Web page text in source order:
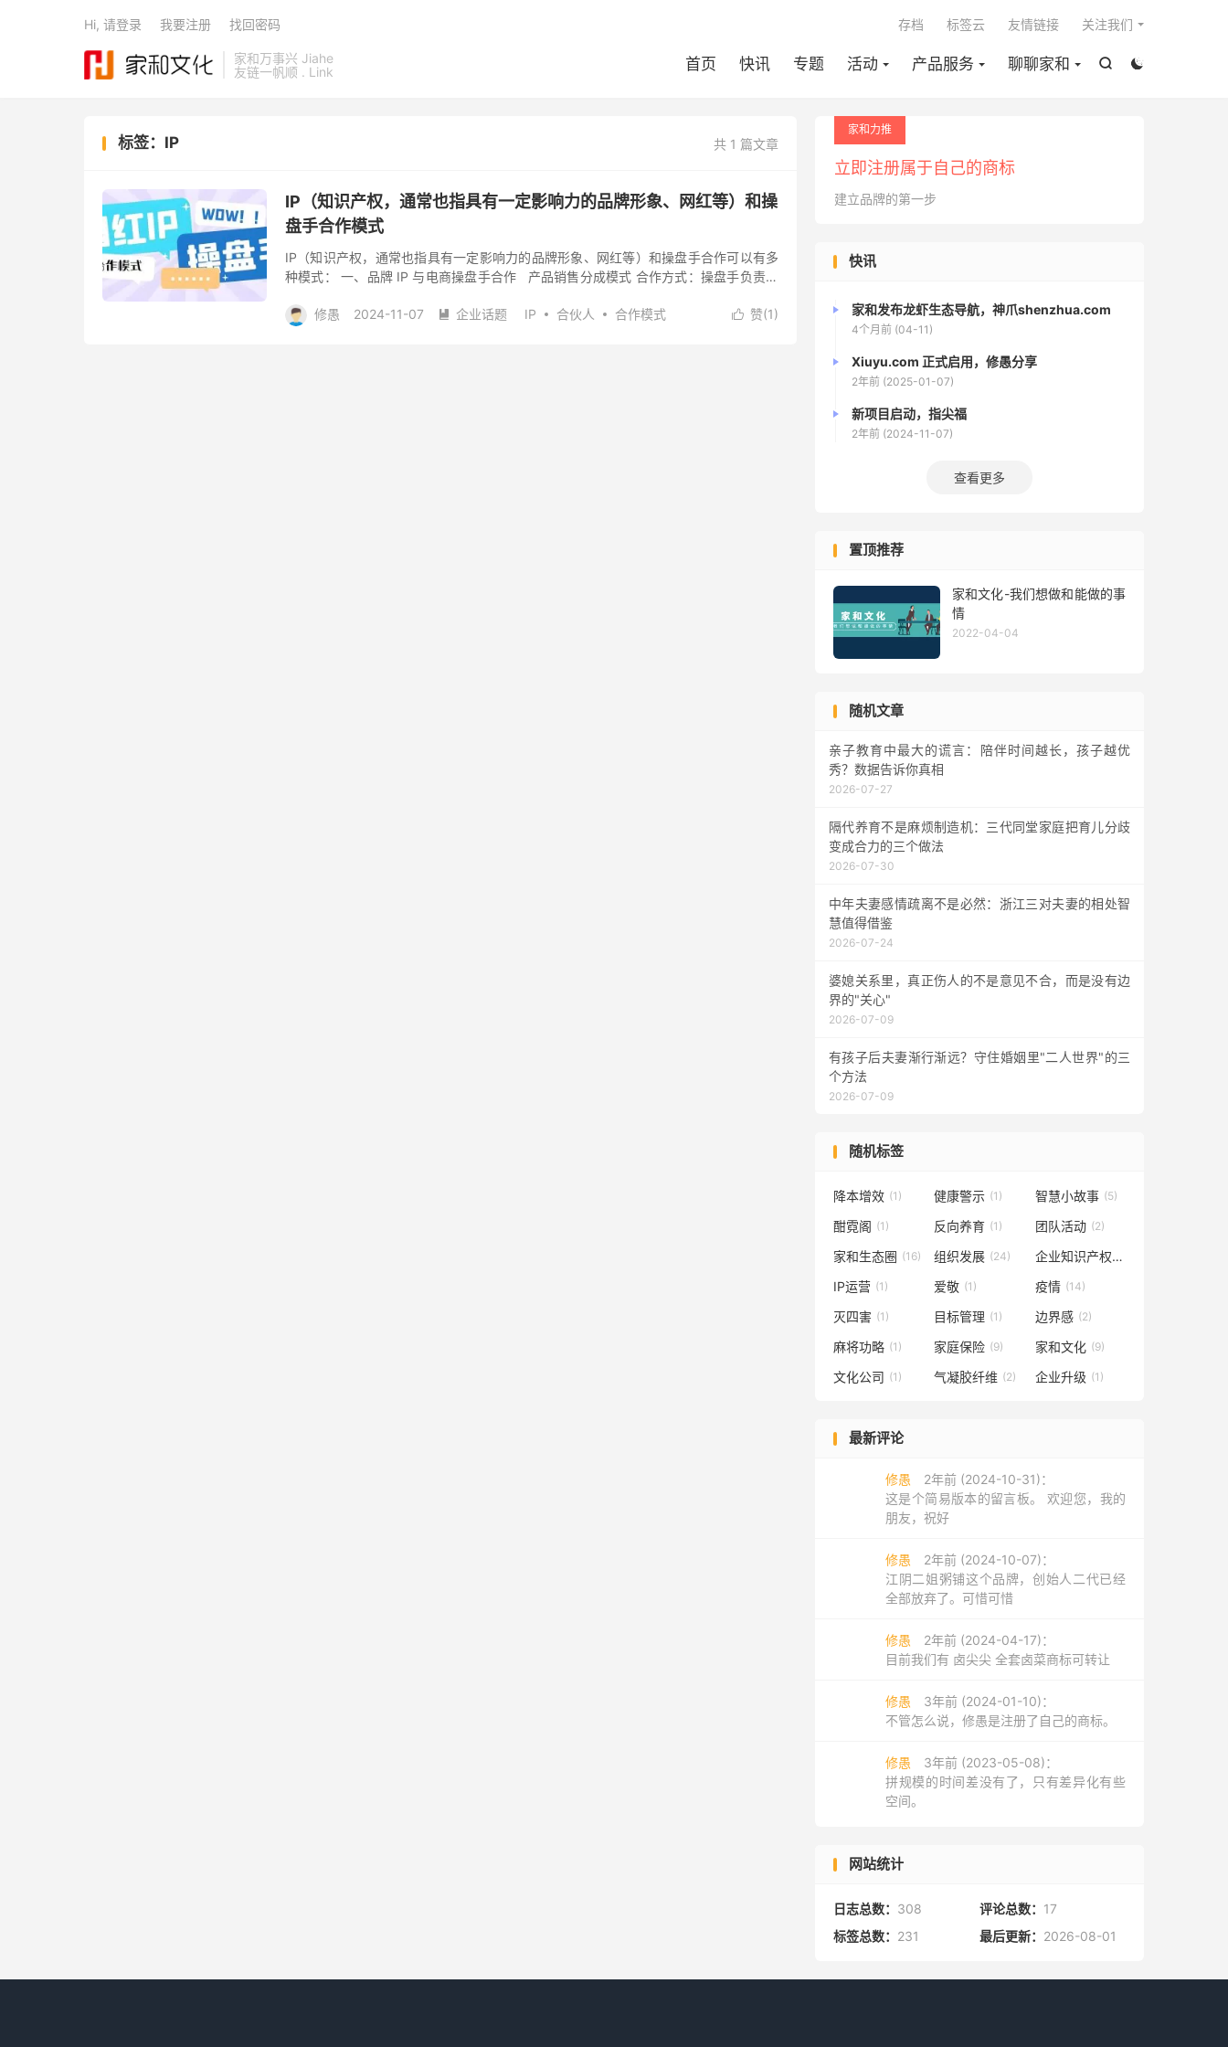
家和万事兴 Jiahe
友链一帆顺 . Link


首页 快讯 专题 活动 产品服务 聊聊家和
存档 标签云 友情链接 关注我们
Hi, 请登录 我要注册 找回密码
共 1 篇文章
标签：IP
IP（知识产权，通常也指具有一定影响力的品牌形象、网红等）和操
盘手合作模式
IP（知识产权，通常也指具有一定影响力的品牌形象、网红等）和操盘手合作可以有多
种模式： 一、品牌 IP 与电商操盘手合作 产品销售分成模式 合作方式：操盘手负责品
 赞(1)
修愚 2024-11-07  企业话题 IP 合伙人
合作模式
家和力推
立即注册属于自己的商标
建立品牌的第一步
快讯
家和发布龙虾生态导航，神爪shenzhua.com
4个月前 (04-11)
Xiuyu.com 正式启用，修愚分享
2年前 (2025-01-07)
新项目启动，指尖福
2年前 (2024-11-07)
查看更多
置顶推荐
家和文化-我们想做和能做的事
情
2022-04-04
随机文章
亲子教育中最大的谎言：陪伴时间越长，孩子越优
秀？数据告诉你真相
2026-07-27
隔代养育不是麻烦制造机：三代同堂家庭把育儿分歧
变成合力的三个做法
2026-07-30
中年夫妻感情疏离不是必然：浙江三对夫妻的相处智
慧值得借鉴
2026-07-24
婆媳关系里，真正伤人的不是意见不合，而是没有边
界的"关心"
2026-07-09
有孩子后夫妻渐行渐远？守住婚姻里"二人世界"的三
个方法
2026-07-09
随机标签
降本增效 (1) 健康警示 (1) 智慧小故事 (5)
酣霓阁 (1) 反向养育 (1) 团队活动 (2)
家和生态圈 (16) 组织发展 (24) 企业知识产权
(2)
IP运营 (1) 爱敬 (1) 疫情 (14)
灭四害 (1) 目标管理 (1) 边界感 (2)
麻将功略 (1) 家庭保险 (9) 家和文化 (9)
文化公司 (1) 气凝胶纤维 (2) 企业升级 (1)
最新评论
修愚
2年前 (2024-10-31)：
这是个简易版本的留言板。 欢迎您，我的
朋友，祝好
修愚
2年前 (2024-10-07)：
江阴二姐粥铺这个品牌，创始人二代已经
全部放弃了。可惜可惜
修愚
2年前 (2024-04-17)：
目前我们有 卤尖尖 全套卤菜商标可转让
修愚
3年前 (2024-01-10)：
不管怎么说，修愚是注册了自己的商标。
修愚
3年前 (2023-05-08)：
拼规模的时间差没有了，只有差异化有些
空间。
网站统计
日志总数： 308 评论总数： 17
标签总数： 231 最后更新： 2026-08-01